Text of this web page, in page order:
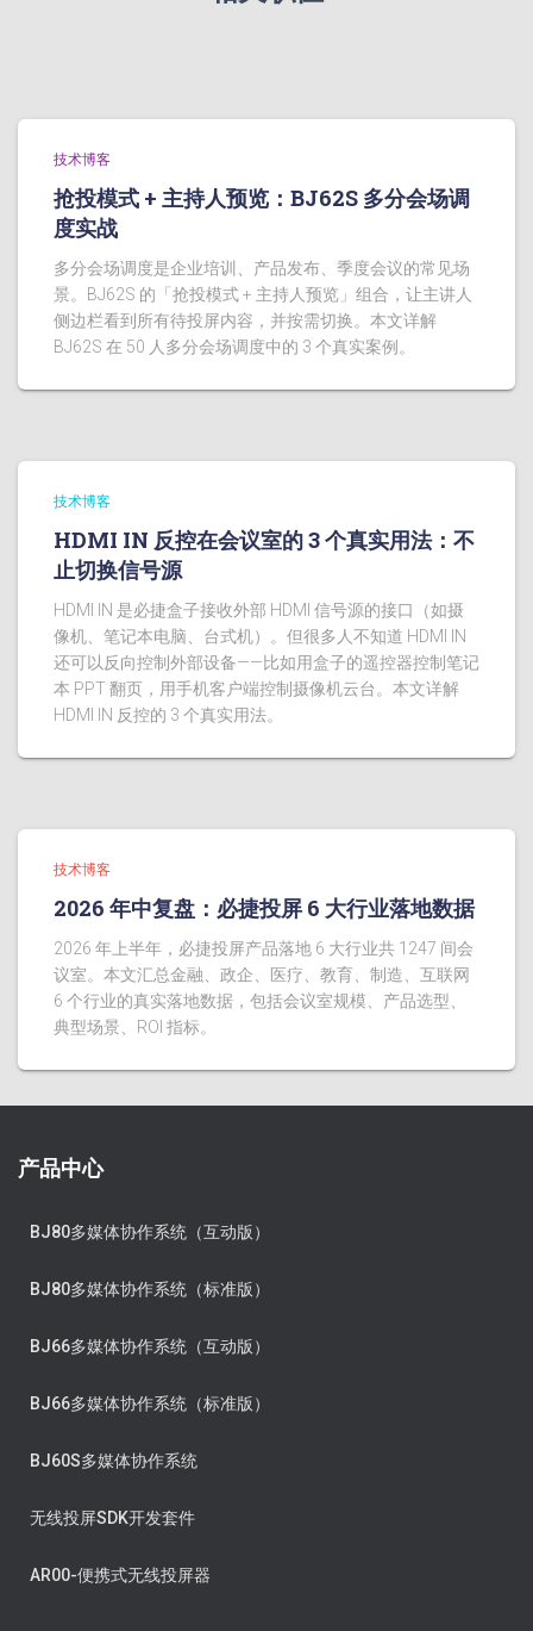
技术博客
抢投模式 + 主持人预览：BJ62S 多分会场调
度实战
多分会场调度是企业培训、产品发布、季度会议的常见场
景。BJ62S 的「抢投模式 + 主持人预览」组合，让主讲人
侧边栏看到所有待投屏内容，并按需切换。本文详解
BJ62S 在 50 人多分会场调度中的 3 个真实案例。
技术博客
HDMI IN 反控在会议室的 3 个真实用法：不
止切换信号源
HDMI IN 是必捷盒子接收外部 HDMI 信号源的接口（如摄
像机、笔记本电脑、台式机）。但很多人不知道 HDMI IN
还可以反向控制外部设备——比如用盒子的遥控器控制笔记
本 PPT 翻页，用手机客户端控制摄像机云台。本文详解
HDMI IN 反控的 3 个真实用法。
技术博客
2026 年中复盘：必捷投屏 6 大行业落地数据
2026 年上半年，必捷投屏产品落地 6 大行业共 1247 间会
议室。本文汇总金融、政企、医疗、教育、制造、互联网
6 个行业的真实落地数据，包括会议室规模、产品选型、
典型场景、ROI 指标。
产品中心
BJ80多媒体协作系统（互动版）
BJ80多媒体协作系统（标准版）
BJ66多媒体协作系统（互动版）
BJ66多媒体协作系统（标准版）
BJ60S多媒体协作系统
无线投屏SDK开发套件
AR00-便携式无线投屏器